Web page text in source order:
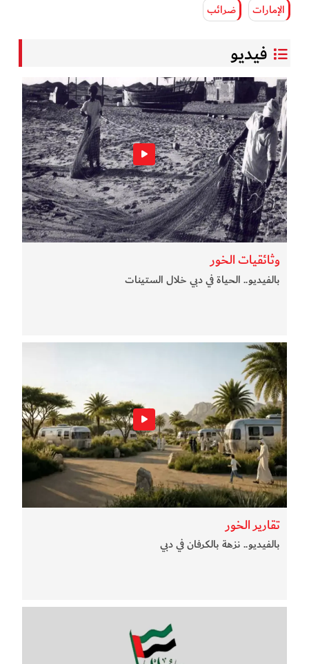
الإمارات ضرائب
فيديو
وثائقيات الخور
بالفيديو.. الحياة في دبي خلال الستينات
تقارير الخور
بالفيديو.. نزهة بالكرفان في دبي